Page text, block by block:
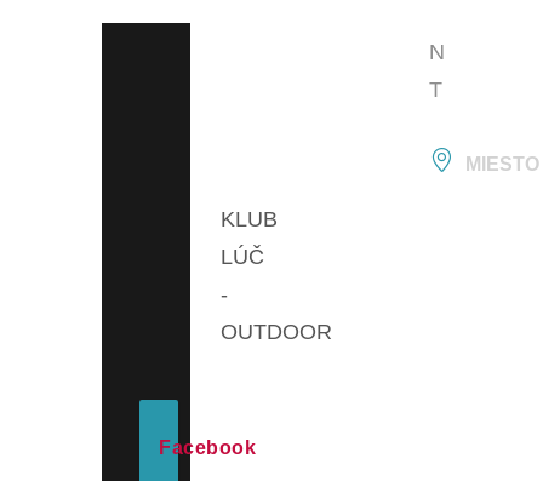
N
T
MIESTO
KLUB
LÚČ
-
OUTDOOR
Facebook